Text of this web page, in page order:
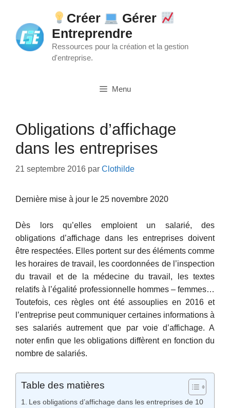
contenu
Créer
Gérer
Entreprendre
Ressources pour la création et la gestion
d'entreprise.
Menu
Obligations d’affichage
dans les entreprises
21 septembre 2016 par Clothilde
Dernière mise à jour le 25 novembre 2020
Dès lors qu’elles emploient un salarié, des
obligations d’affichage dans les entreprises doivent
être respectées. Elles portent sur des éléments comme
les horaires de travail, les coordonnées de l’inspection
du travail et de la médecine du travail, les textes
relatifs à l’égalité professionnelle hommes – femmes…
Toutefois, ces règles ont été assouplies en 2016 et
l’entreprise peut communiquer certaines informations à
ses salariés autrement que par voie d’affichage. A
noter enfin que les obligations diffèrent en fonction du
nombre de salariés.
Table des matières
Les obligations d’affichage dans les entreprises de 10